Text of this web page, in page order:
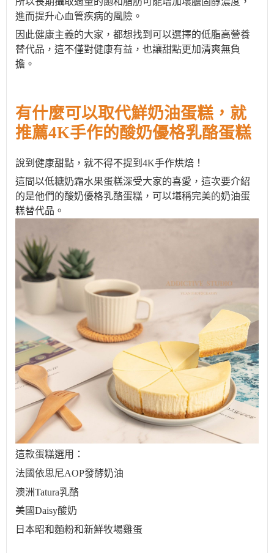
進而提升心血管疾病的風險。
因此健康主義的大家 ， 都想找到可以選擇的低脂高營養
替代品， 這不僅對健康有益，也讓甜點更加清爽無負
擔 。
有什麼可以取代鮮奶油蛋糕 ，就
推薦4K手作的酸奶優格乳酪蛋糕
說到健康甜點，就不得不提到 4K手作烘焙！
這間以低糖奶霜水果蛋糕深受大家的喜愛，這次要介紹
的是他們的酸奶優格乳酪蛋糕 ，可以堪稱完美的奶油蛋
糕替代品。
這款蛋糕選用：
法國依思尼AOP發酵奶油
澳洲Tatura乳酪
美國Daisy酸奶
日本昭和麵粉和新鮮牧場雞蛋